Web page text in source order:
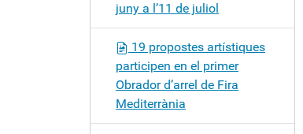
juny a l’11 de juliol
19 propostes artístiques
participen en el primer
Obrador d’arrel de Fira
Mediterrània